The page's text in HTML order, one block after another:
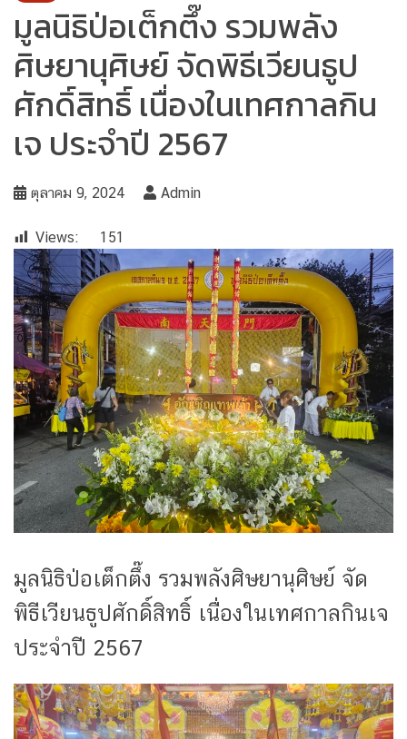
มูลนิธิป่อเต็กตึ๊ง รวมพลัง
ศิษยานุศิษย์ จัดพิธีเวียนธูป
ศักดิ์สิทธิ์ เนื่องในเทศกาลกิน
เจ ประจำปี 2567
ตุลาคม 9, 2024 Admin
Views: 151
มูลนิธิป่อเต็กตึ๊ง รวมพลังศิษยานุศิษย์ จัด
พิธีเวียนธูปศักดิ์สิทธิ์ เนื่องในเทศกาลกินเจ
ประจำปี 2567